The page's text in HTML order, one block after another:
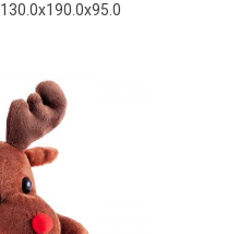
130.0x190.0x95.0